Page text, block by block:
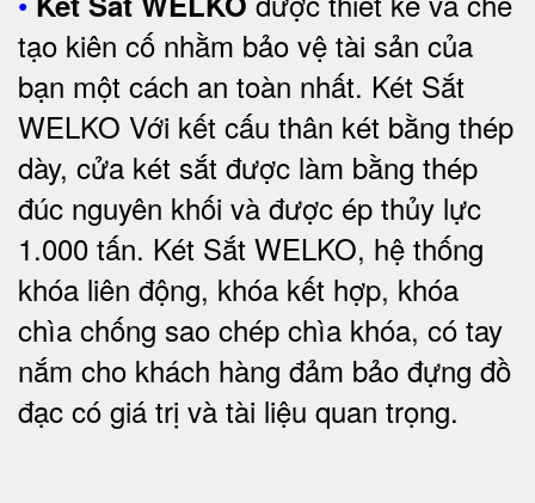
tạo kiên cố nhằm bảo vệ tài sản của
bạn một cách an toàn nhất. Két Sắt
WELKO Với kết cấu thân két bằng thép
dày, cửa két sắt được làm bằng thép
đúc nguyên khối và được ép thủy lực
1.000 tấn. Két Sắt WELKO, hệ thống
khóa liên động, khóa kết hợp, khóa
chìa chống sao chép chìa khóa, có tay
nắm cho khách hàng đảm bảo đựng đồ
đạc có giá trị và tài liệu quan trọng.